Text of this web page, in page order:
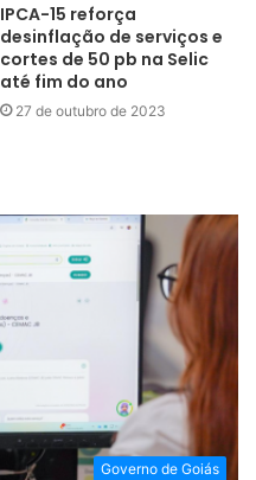
IPCA-15 reforça
desinflação de serviços e
cortes de 50 pb na Selic
até fim do ano
27 de outubro de 2023
Governo de Goiás